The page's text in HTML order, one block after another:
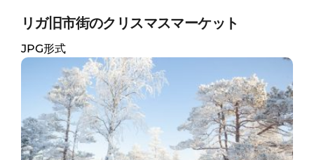
リガ旧市街のクリスマスマーケット
JPG形式